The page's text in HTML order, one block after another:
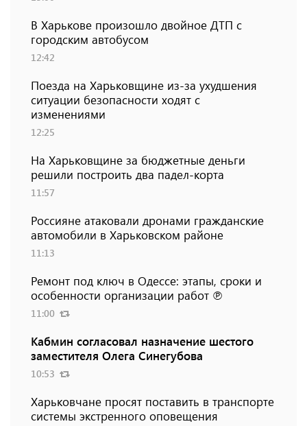
В Харькове произошло двойное ДТП с
городским автобусом
12:42
Поезда на Харьковщине из-за ухудшения
ситуации безопасности ходят с
изменениями
12:25
На Харьковщине за бюджетные деньги
решили построить два падел-корта
11:57
Россияне атаковали дронами гражданские
автомобили в Харьковском районе
11:13
Ремонт под ключ в Одессе: этапы, сроки и
особенности организации работ ℗
11:00
Кабмин согласовал назначение шестого
заместителя Олега Синегубова
10:53
Харьковчане просят поставить в транспорте
системы экстренного оповещения